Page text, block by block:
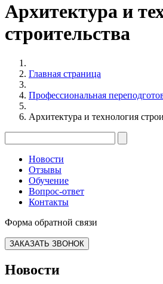
Архитектура и
строительства
Главная страница
Профессиональная
Архитектура и технология
Новости
Отзывы
Обучение
Вопрос-ответ
Контакты
Форма обратной связи
ЗАКАЗАТЬ ЗВОНОК
Новости